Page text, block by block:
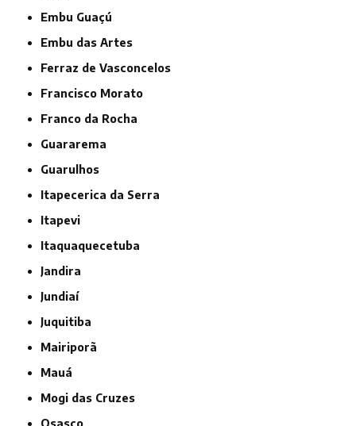
Embu Guaçú
Embu das Artes
Ferraz de Vasconcelos
Francisco Morato
Franco da Rocha
Guararema
Guarulhos
Itapecerica da Serra
Itapevi
Itaquaquecetuba
Jandira
Jundiaí
Juquitiba
Mairiporã
Mauá
Mogi das Cruzes